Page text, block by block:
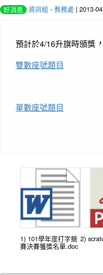
好消息 資訊組 - 教務處 | 2013-
預計於4/16升旗時頒獎 ，
雙數座號題目
單數座號題目
1) 101學年度打字競
賽決賽獲獎名單.doc
2)